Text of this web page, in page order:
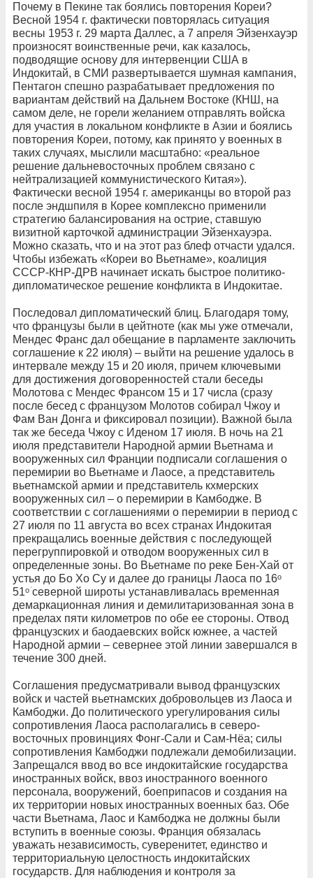
Почему в Пекине так боялись повторения Кореи?
Весной 1954 г. фактически повторялась ситуация
весны 1953 г. 29 марта Даллес, а 7 апреля Эйзенхауэр
произносят воинственные речи, как казалось,
подводящие основу для интервенции США в
Индокитай, в СМИ развертывается шумная кампания,
Пентагон спешно разрабатывает предложения по
вариантам действий на Дальнем Востоке (КНШ, на
самом деле, не горели желанием отправлять войска
для участия в локальном конфликте в Азии и боялись
повторения Кореи, потому, как принято у военных в
таких случаях, мыслили масштабно: «реальное
решение дальневосточных проблем связано с
нейтрализацией коммунистического Китая»).
Фактически весной 1954 г. американцы во второй раз
после эндшпиля в Корее комплексно применили
стратегию балансирования на острие, ставшую
визитной карточкой администрации Эйзенхауэра.
Можно сказать, что и на этот раз блеф отчасти удался.
Чтобы избежать «Кореи во Вьетнаме», коалиция
СССР-КНР-ДРВ начинает искать быстрое политико-
дипломатическое решение конфликта в Индокитае.
Последовал дипломатический блиц. Благодаря тому,
что французы были в цейтноте (как мы уже отмечали,
Мендес Франс дал обещание в парламенте заключить
соглашение к 22 июля) – выйти на решение удалось в
интервале между 15 и 20 июля, причем ключевыми
для достижения договоренностей стали беседы
Молотова с Мендес Франсом 15 и 17 числа (сразу
после бесед с французом Молотов собирал Чжоу и
Фам Ван Донга и фиксировал позиции). Важной была
так же беседа Чжоу с Иденом 17 июля. В ночь на 21
июля представители Народной армии Вьетнама и
вооруженных сил Франции подписали соглашения о
перемирии во Вьетнаме и Лаосе, а представитель
вьетнамской армии и представитель кхмерских
вооруженных сил – о перемирии в Камбодже. В
соответствии с соглашениями о перемирии в период с
27 июля по 11 августа во всех странах Индокитая
прекращались военные действия с последующей
перегруппировкой и отводом вооруженных сил в
определенные зоны. Во Вьетнаме по реке Бен-Хай от
устья до Бо Хо Су и далее до границы Лаоса по 16ᵒ
51ᵒؘ северной широты устанавливалась временная
демаркационная линия и демилитаризованная зона в
пределах пяти километров по обе ее стороны. Отвод
французских и баодаевских войск южнее, а частей
Народной армии – севернее этой линии завершался в
течение 300 дней.
Соглашения предусматривали вывод французских
войск и частей вьетнамских добровольцев из Лаоса и
Камбоджи. До политического урегулирования силы
сопротивления Лаоса располагались в северо-
восточных провинциях Фонг-Сали и Сам-Нёа; силы
сопротивления Камбоджи подлежали демобилизации.
Запрещался ввод во все индокитайские государства
иностранных войск, ввоз иностранного военного
персонала, вооружений, боеприпасов и создания на
их территории новых иностранных военных баз. Обе
части Вьетнама, Лаос и Камбоджа не должны были
вступить в военные союзы. Франция обязалась
уважать независимость, суверенитет, единство и
территориальную целостность индокитайских
государств. Для наблюдения и контроля за